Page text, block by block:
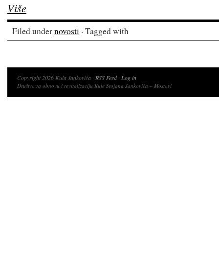
Više
Filed undernovosti · Tagged with
Copyright 2026 Kula Jankovića · RSS Feed· Log in
Društvo za obnovu i revitalizaciju Kule Stojana Jankovića – Mostovi